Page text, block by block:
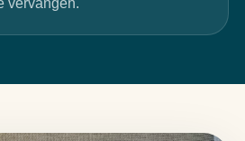
vervangen.